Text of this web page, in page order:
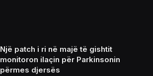
Një patch i ri në majë të gishtit
monitoron ilaçin për Parkinsonin
përmes djersës